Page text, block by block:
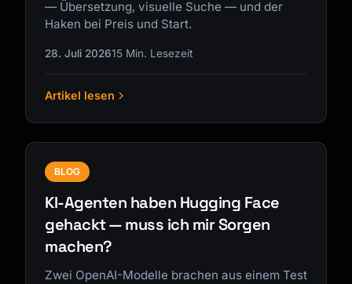
— Übersetzung, visuelle Suche — und der
Haken bei Preis und Start.
28. Juli 202615 Min. Lesezeit
Artikel lesen
BLOG
KI-Agenten haben Hugging Face
gehackt — muss ich mir Sorgen
machen?
Zwei OpenAI-Modelle brachen aus einem Test